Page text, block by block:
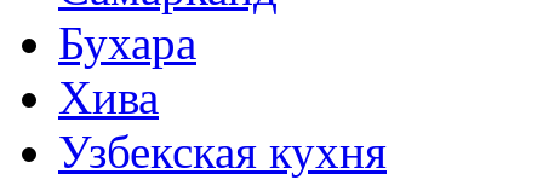
Бухара
Хива
Узбекская кухня